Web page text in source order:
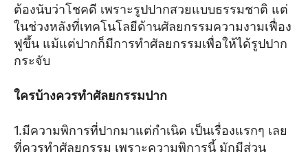
ต้องนับว่าโชคดี เพราะรูปปากสวยแบบธรรมชาติ แต่
ในช่วงหลังที่เทคโนโลยีด้านศัลยกรรมความงามเฟื่อง
ฟูขึ้น แม้แต่ปากก็มีการทำศัลยกรรมเพื่อให้ได้รูปปาก
กระจับ
ใครบ้างควรทำศัลยกรรมปาก
1.มีความพิการที่ปากมาแต่กำเนิด เป็นเรื่องแรกๆ เลย
ที่ควรทำศัลยกรรม เพราะความพิการนี้ มักมีส่วน